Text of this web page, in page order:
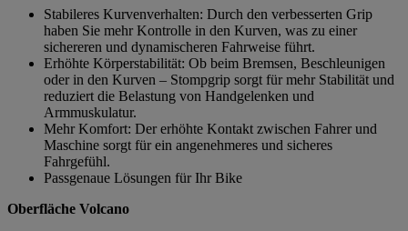
Stabileres Kurvenverhalten: Durch den verbesserten Grip
haben Sie mehr Kontrolle in den Kurven, was zu einer
sichereren und dynamischeren Fahrweise führt.
Erhöhte Körperstabilität: Ob beim Bremsen, Beschleunigen
oder in den Kurven – Stompgrip sorgt für mehr Stabilität und
reduziert die Belastung von Handgelenken und
Armmuskulatur.
Mehr Komfort: Der erhöhte Kontakt zwischen Fahrer und
Maschine sorgt für ein angenehmeres und sicheres
Fahrgefühl.
Passgenaue Lösungen für Ihr Bike
Oberfläche Volcano